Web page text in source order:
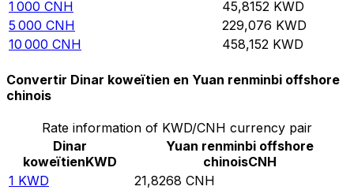
1 000 CNH 45,8152 KWD
5 000 CNH 229,076 KWD
10 000 CNH 458,152 KWD
Convertir Dinar koweïtien en Yuan renminbi offshore
chinois
Rate information of KWD/CNH currency pair
Dinar
koweïtienKWD
Yuan renminbi offshore
chinoisCNH
1 KWD 21,8268 CNH